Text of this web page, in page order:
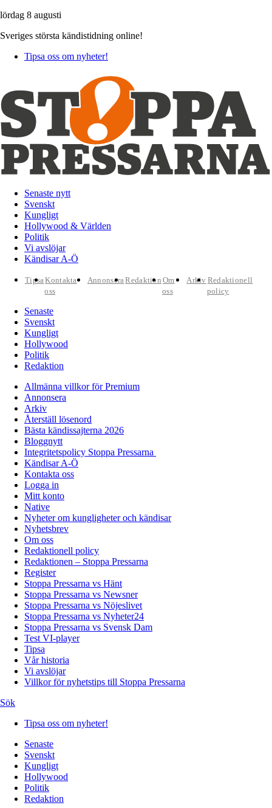
lördag 8 augusti
Sveriges största kändistidning online!
Tipsa oss om nyheter!
Senaste nytt
Svenskt
Kungligt
Hollywood & Världen
Politik
Vi avslöjar
Kändisar A-Ö
TipsaKontakta
oss
AnnonseraRedaktion Om
oss
Arkiv Redaktionell
policy
Senaste
Svenskt
Kungligt
Hollywood
Politik
Redaktion
Allmänna villkor för Premium
Annonsera
Arkiv
Återställ lösenord
Bästa kändissajterna 2026
Bloggnytt
Integritetspolicy Stoppa Pressarna
Kändisar A-Ö
Kontakta oss
Logga in
Mitt konto
Native
Nyheter om kungligheter och kändisar
Nyhetsbrev
Om oss
Redaktionell policy
Redaktionen – Stoppa Pressarna
Register
Stoppa Pressarna vs Hänt
Stoppa Pressarna vs Newsner
Stoppa Pressarna vs Nöjeslivet
Stoppa Pressarna vs Nyheter24
Stoppa Pressarna vs Svensk Dam
Test VI-player
Tipsa
Vår historia
Vi avslöjar
Villkor för nyhetstips till Stoppa Pressarna
Sök
Tipsa oss om nyheter!
Senaste
Svenskt
Kungligt
Hollywood
Politik
Redaktion